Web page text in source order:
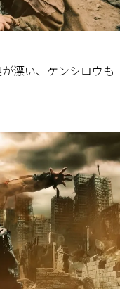
漂い、ケンシロウも